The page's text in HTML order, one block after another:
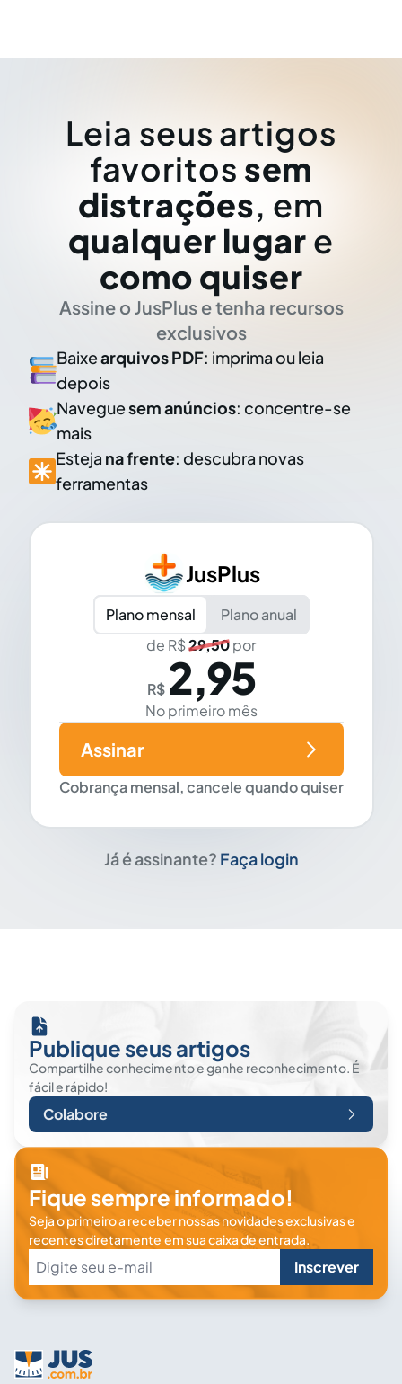
Leia seus artigos
favoritos sem
distrações, em
qualquer lugar e
como quiser
Assine o JusPlus e tenha recursos
exclusivos
Baixearquivos PDF: imprima ou leia
depois
Naveguesem anúncios: concentre-se
mais
Esteja na frente: descubra novas
ferramentas
JusPlus
Plano mensal
Plano anual
de R$29,50por
R$ 2,95
No primeiro mês
Cobrança mensal, cancele quando quiser
Assinar
Já é assinante? Faça login
Publique seus artigos
Compartilhe conhecimento e ganhe reconhecimento. É
fácil e rápido!
Colabore
Fique sempre informado!
Seja o primeiro a receber nossas novidades exclusivas e
recentes diretamente em sua caixa de entrada.
Inscrever